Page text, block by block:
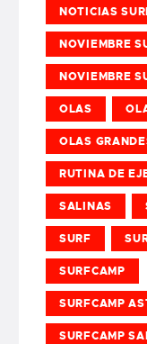
NOTICIAS
NOVIEMBRE
NOVIEMBRE
OLAS
OLAS
RUTINA DE
SALINAS
SURF
SURFCAMP
SURFCAMP
SURFCAMP